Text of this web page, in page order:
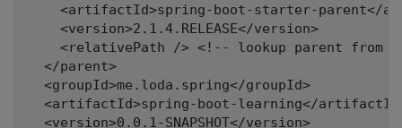
<artifactId>spring-boot-starter-parent</
    <version>2.1.4.RELEASE</version>
<relativePath /> <!-- lookup parent from
  </parent>
  <groupId>me.loda.spring</groupId>
<artifactId>spring-boot-learning</
  <version>0.0.1-SNAPSHOT</version>